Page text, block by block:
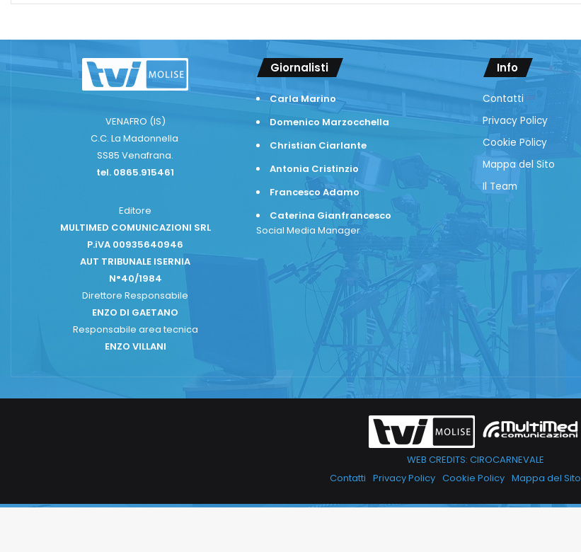
VENAFRO (IS)
C.C. La Madonnella
SS85 Venafrana.
tel. 0865.915461
Editore
MULTIMED COMUNICAZIONI SRL
P.iVA 00935640946
AUT TRIBUNALE ISERNIA
N°40/1984
Direttore Responsabile
ENZO DI GAETANO
Responsabile area tecnica
ENZO VILLANI
Giornalisti
Carla Marino
Domenico Marzocchella
Christian Ciarlante
Antonia Cristinzio
Francesco Adamo
Caterina Gianfrancesco
Social Media Manager
Info
Contatti
Privacy Policy
Cookie Policy
Mappa del Sito
Il Team
WEB CREDITS: CIROCARNEVALE
Contatti Privacy Policy Cookie Policy Mappa del Sito